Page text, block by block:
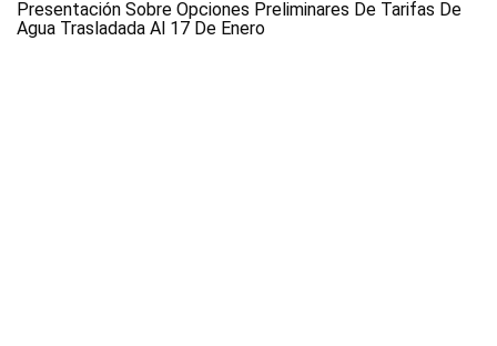
Presentación Sobre Opciones Preliminares De Tarifas De
Agua Trasladada Al 17 De Enero